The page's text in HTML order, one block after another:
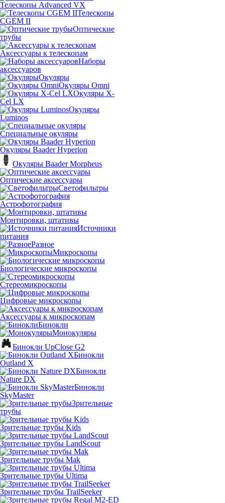
Телескопы Advanced VX
Телескопы
CGEM II
Оптические
трубы
Аксессуары к телескопам
Наборы
аксессуаров
Окуляры
Окуляры Omni
Окуляры X-
Сel LX
Окуляры
Luminos
Специальные окуляры
Окуляры Baader Hyperion
Окуляры Baader Morpheus
Оптические аксессуары
Светофильтры
Астрофотография
Монтировки, штативы
Источники
питания
Разное
Микроскопы
Биологические микроскопы
Стереомикроскопы
Цифровые микроскопы
Аксессуары к микроскопам
Бинокли
Монокуляры
Бинокли UpClose G2
Бинокли
Outland X
Бинокли
Nature DX
Бинокли
SkyMaster
Зрительные
трубы
Зрительные трубы Kids
Зрительные трубы LandScout
Зрительные трубы Mak
Зрительные трубы Ultima
Зрительные трубы TrailSeeker